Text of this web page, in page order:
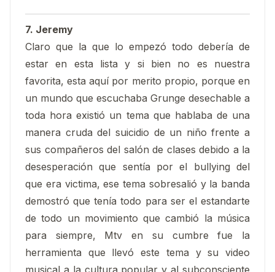
7. Jeremy
Claro que la que lo empezó todo debería de
estar en esta lista y si bien no es nuestra
favorita, esta aquí por merito propio, porque en
un mundo que escuchaba Grunge desechable a
toda hora existió un tema que hablaba de una
manera cruda del suicidio de un niño frente a
sus compañeros del salón de clases debido a la
desesperación que sentía por el bullying del
que era victima, ese tema sobresalió y la banda
demostró que tenía todo para ser el estandarte
de todo un movimiento que cambió la música
para siempre, Mtv en su cumbre fue la
herramienta que llevó este tema y su video
musical a la cultura popular y al subconsciente